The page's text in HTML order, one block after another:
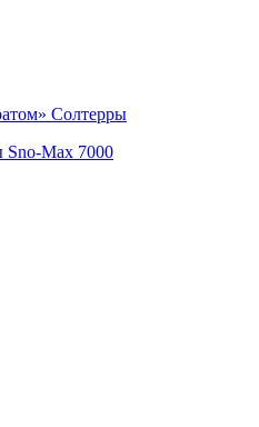
Солтерры
Sno-Max 7000